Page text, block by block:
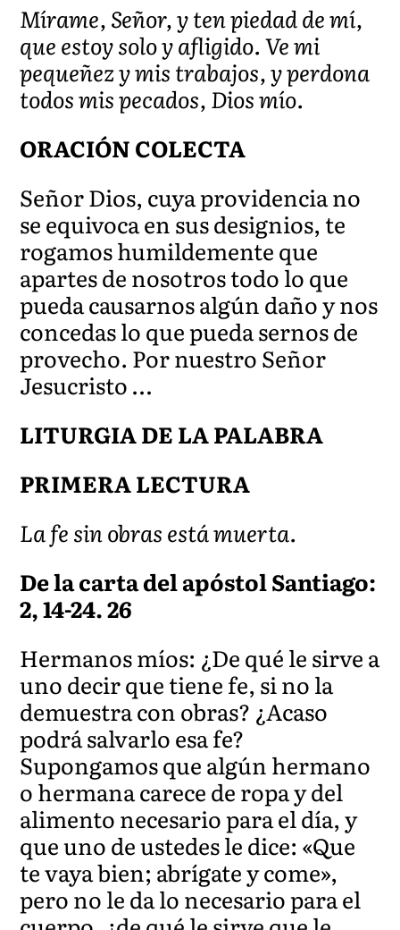
Mírame, Señor, y ten piedad de mí,
que estoy solo y afligido. Ve mi
pequeñez y mis trabajos, y perdona
todos mis pecados, Dios mío.
ORACIÓN COLECTA
Señor Dios, cuya providencia no
se equivoca en sus designios, te
rogamos humildemente que
apartes de nosotros todo lo que
pueda causarnos algún daño y nos
concedas lo que pueda sernos de
provecho. Por nuestro Señor
Jesucristo …
LITURGIA DE LA PALABRA
PRIMERA LECTURA
La fe sin obras está muerta.
De la carta del apóstol Santiago:
2, 14-24. 26
Hermanos míos: ¿De qué le sirve a
uno decir que tiene fe, si no la
demuestra con obras? ¿Acaso
podrá salvarlo esa fe?
Supongamos que algún hermano
o hermana carece de ropa y del
alimento necesario para el día, y
que uno de ustedes le dice: «Que
te vaya bien; abrígate y come»,
pero no le da lo necesario para el